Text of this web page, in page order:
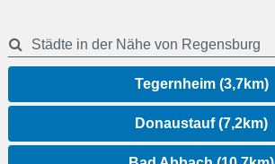
Städte in der Nähe von Regensburg
Tegernheim (3,7km)
Donaustauf (7,2km)